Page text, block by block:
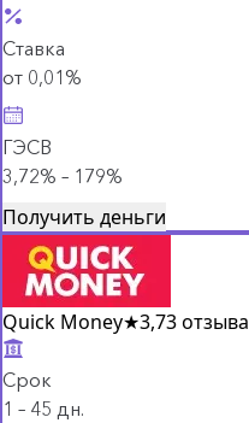
Ставка
от 0,01%
ГЭСВ
3,72% – 179%
Получить деньги
Quick Money★3,73 отзыва
Срок
1 – 45 дн.